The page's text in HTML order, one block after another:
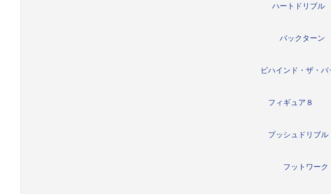
ハートドリブル
バックターン
ビハインド・ザ・バ
フィギュア８
プッシュドリブル
フットワーク